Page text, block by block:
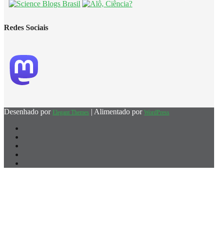
Redes Sociais
Desenhado por Elegant Themes | Alimentado por WordPress